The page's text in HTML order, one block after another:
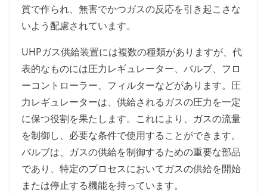
質で作られ、無害でかつガスの反応を引き起こさな
いよう配慮されています。
UHPガス供給装置には複数の種類がありますが、代
表的なものには圧力レギュレーター、バルブ、フロ
ーコントローラー、フィルターなどがあります。圧
力レギュレーターは、供給されるガスの圧力を一定
に保つ役割を果たします。これにより、ガスの流量
を制御し、必要な条件で使用することができます。
バルブは、ガスの供給を制御するための重要な部品
であり、特定のプロセスにおいてガスの供給を開始
または停止する機能を持っています。